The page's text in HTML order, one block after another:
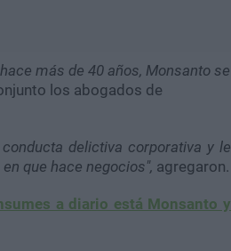
más de 40 años, Monsanto se
los abogados de
delictiva corporativa y le
que hace negocios", agregaron.
a diario está Monsanto y